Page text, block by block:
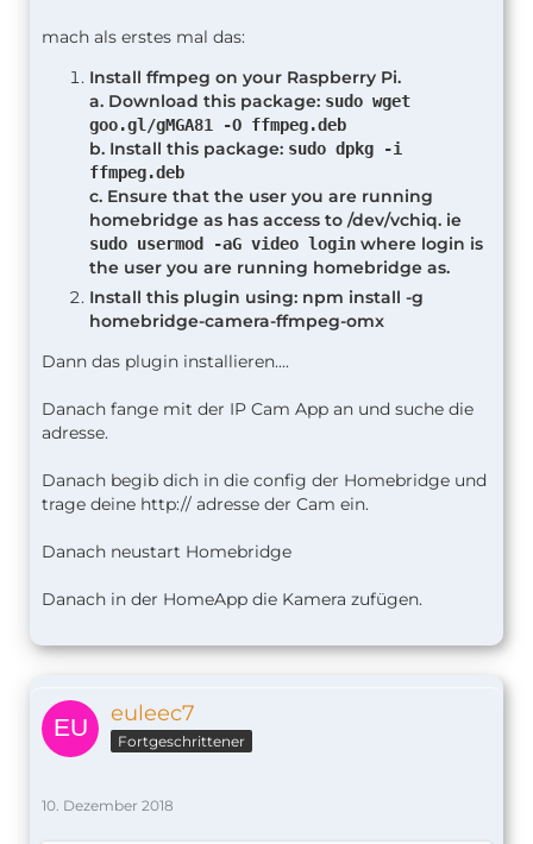
mach als erstes mal das:
Install ffmpeg on your Raspberry Pi.
a. Download this package: sudo wget
goo.gl/gMGA81 -O ffmpeg.deb
b. Install this package: sudo dpkg -i
ffmpeg.deb
c. Ensure that the user you are running
homebridge as has access to /dev/vchiq. ie
sudo usermod -aG video login where login is
the user you are running homebridge as.
Install this plugin using: npm install -g
homebridge-camera-ffmpeg-omx
Dann das plugin installieren....
Danach fange mit der IP Cam App an und suche die
adresse.
Danach begib dich in die config der Homebridge und
trage deine http:// adresse der Cam ein.
Danach neustart Homebridge
Danach in der HomeApp die Kamera zufügen.
euleec7
Fortgeschrittener
10. Dezember 2018